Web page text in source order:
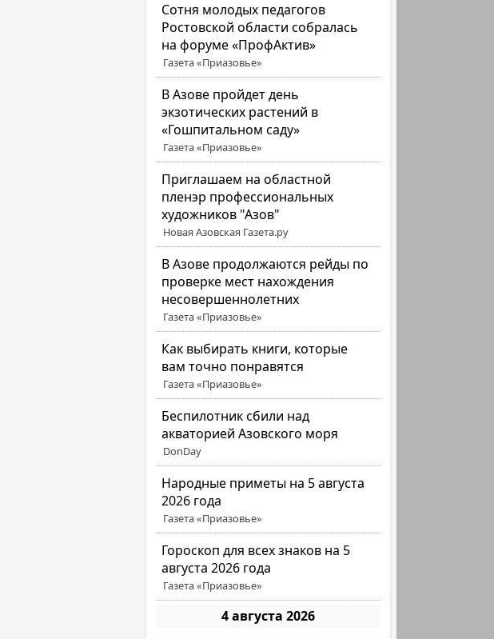
Сотня молодых педагогов
Ростовской области собралась
на форуме «ПрофАктив»
Газета «Приазовье»
В Азове пройдет день
экзотических растений в
«Гошпитальном саду»
Газета «Приазовье»
Приглашаем на областной
пленэр профессиональных
художников "Азов"
Новая Азовская Газета.ру
В Азове продолжаются рейды по
проверке мест нахождения
несовершеннолетних
Газета «Приазовье»
Как выбирать книги, которые
вам точно понравятся
Газета «Приазовье»
Беспилотник сбили над
акваторией Азовского моря
DonDay
Народные приметы на 5 августа
2026 года
Газета «Приазовье»
Гороскоп для всех знаков на 5
августа 2026 года
Газета «Приазовье»
4 августа 2026